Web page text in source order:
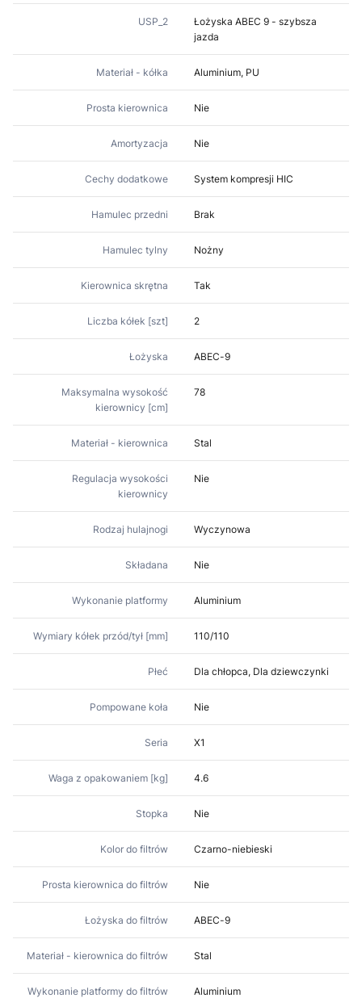
USP_2
Łożyska ABEC 9 - szybsza
jazda
Materiał - kółka Aluminium, PU
Prosta kierownica Nie
Amortyzacja Nie
Cechy dodatkowe System kompresji HIC
Hamulec przedni Brak
Hamulec tylny Nożny
Kierownica skrętna Tak
Liczba kółek [szt] 2
Łożyska ABEC-9
Maksymalna wysokość
kierownicy [cm]
78
Materiał - kierownica Stal
Regulacja wysokości
kierownicy
Nie
Rodzaj hulajnogi Wyczynowa
Składana Nie
Wykonanie platformy Aluminium
Wymiary kółek przód/tył [mm] 110/110
Płeć Dla chłopca, Dla dziewczynki
Pompowane koła Nie
Seria X1
Waga z opakowaniem [kg] 4.6
Stopka Nie
Kolor do filtrów Czarno-niebieski
Prosta kierownica do filtrów Nie
Łożyska do filtrów ABEC-9
Materiał - kierownica do filtrów Stal
Wykonanie platformy do filtrów Aluminium